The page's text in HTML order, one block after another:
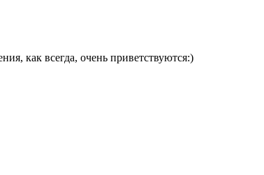
как всегда, очень приветствуются:)